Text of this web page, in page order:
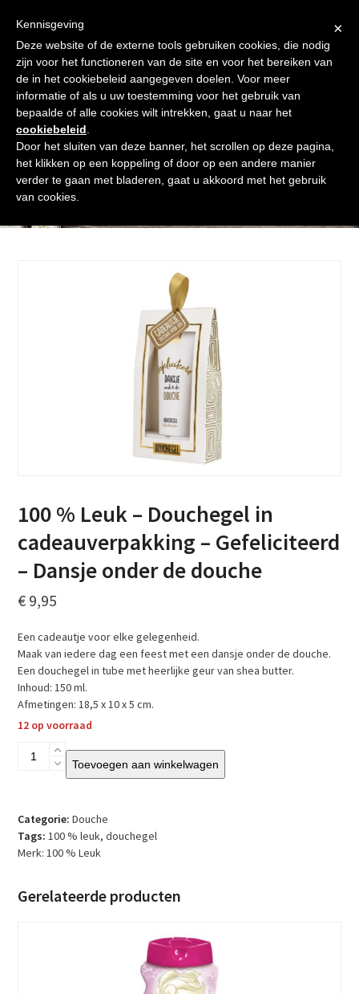
content
Afrekenen
Winkelmand Shop
Open
mobile
menu
Close
mobile
menu
Shop
100 % Leuk – Douchegel in
cadeauverpakking – Gefeliciteerd
– Dansje onder de douche
€ 9,95
Een cadeautje voor elke gelegenheid.
Maak van iedere dag een feest met een dansje onder de douche.
Een douchegel in tube met heerlijke geur van shea butter.
Inhoud: 150 ml.
Afmetingen: 18,5 x 10 x 5 cm.
12 op voorraad
100
Douchegel
in
cadeauverpakking
-
Toevoegen aan winkelwagen
Categorie: Douche
Tags: 100 % leuk,douchegel
Merk:100 % Leuk
Gerelateerde producten
×
Kennisgeving
Deze website of de externe tools gebruiken cookies, die nodig
zijn voor het functioneren van de site en voor het bereiken van
de in het cookiebeleid aangegeven doelen. Voor meer
informatie of als u uw toestemming voor het gebruik van
bepaalde of alle cookies wilt intrekken, gaat u naar het
cookiebeleid
Door het sluiten van deze banner, het scrollen op deze pagina,
het klikken op een koppeling of door op een andere manier
verder te gaan met bladeren, gaat u akkoord met het gebruik
van cookies.